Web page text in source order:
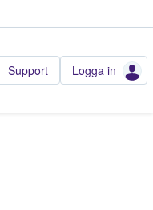
Support Logga in